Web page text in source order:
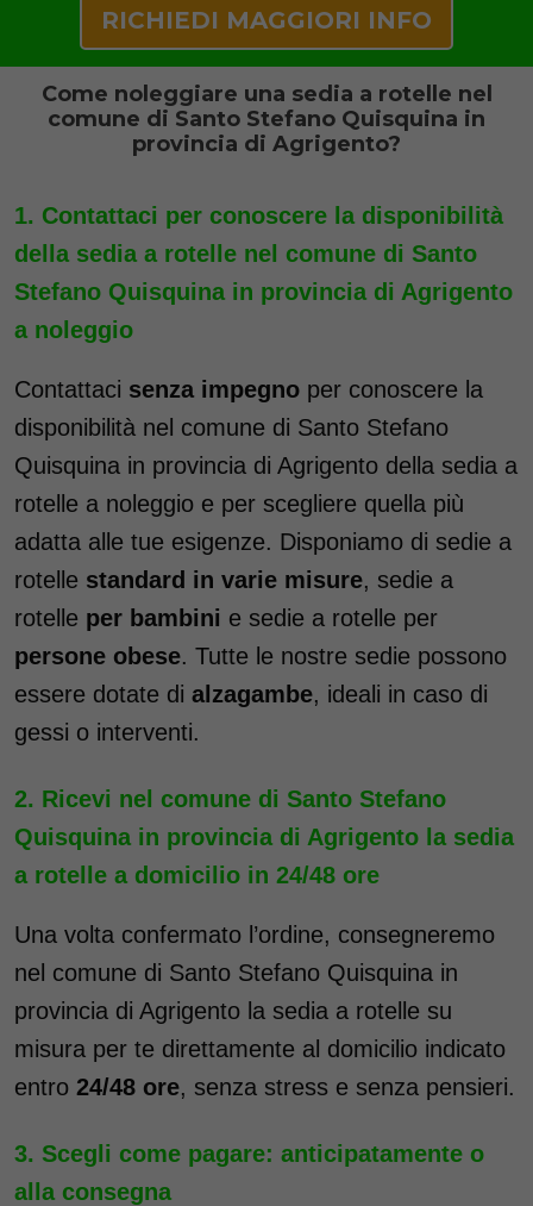
RICHIEDI MAGGIORI INFO
Come noleggiare una sedia a rotelle nel
comune di Santo Stefano Quisquina in
provincia di Agrigento?
Contattaci per conoscere la disponibilità
della sedia a rotelle nel comune di Santo
Stefano Quisquina in provincia di Agrigento
a noleggio
Contattaci senza impegno per conoscere la
disponibilità nel comune di Santo Stefano
Quisquina in provincia di Agrigento della sedia a
rotelle a noleggio e per scegliere quella più
adatta alle tue esigenze. Disponiamo di sedie a
rotelle standard in varie misure, sedie a
rotelle per bambini e sedie a rotelle per
persone obese. Tutte le nostre sedie possono
essere dotate di alzagambe, ideali in caso di
gessi o interventi.
Ricevi nel comune di Santo Stefano
Quisquina in provincia di Agrigento la sedia
a rotelle a domicilio in 24/48 ore
Una volta confermato l’ordine, consegneremo
nel comune di Santo Stefano Quisquina in
provincia di Agrigento la sedia a rotelle su
misura per te direttamente al domicilio indicato
entro 24/48 ore, senza stress e senza pensieri.
Scegli come pagare: anticipatamente o
alla consegna